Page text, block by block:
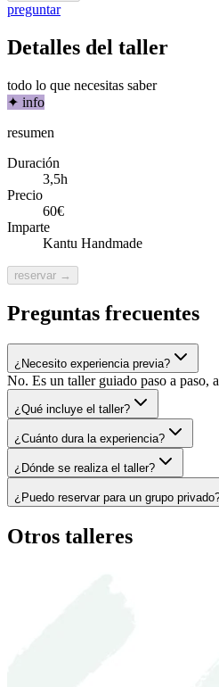
preguntar
Detalles del taller
todo lo que necesitas saber
✦ info
resumen
Duración
3,5h
Precio
60€
Imparte
Kantu Handmade
reservar →
Preguntas frecuentes
¿Necesito experiencia previa?
No. Es un taller guiado paso a paso,
¿Qué incluye el taller?
¿Cuánto dura la experiencia?
¿Dónde se realiza el taller?
¿Puedo reservar para un grupo
Otros talleres